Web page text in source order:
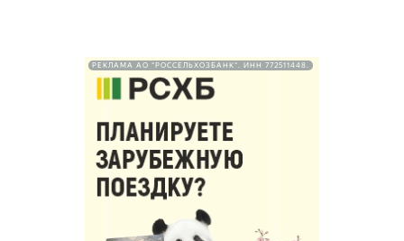
РЕКЛАМА АО "РОССЕЛЬХОЗБАНК". ИНН 772511448.